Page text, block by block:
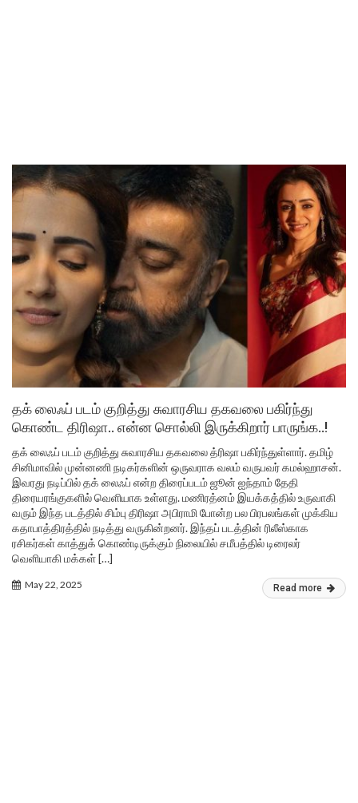
தக் லைஃப் படம் குறித்து சுவாரசிய தகவலை பகிர்ந்து
கொண்ட திரிஷா.. என்ன சொல்லி இருக்கிறார் பாருங்க..!
தக் லைஃப் படம் குறித்து சுவாரசிய தகவலை த்ரிஷா பகிர்ந்துள்ளார். தமிழ்
சினிமாவில் முன்னணி நடிகர்களின் ஒருவராக வலம் வருபவர் கமல்ஹாசன்.
இவரது நடிப்பில் தக் லைஃப் என்ற திரைப்படம் ஜூன் ஐந்தாம் தேதி
திரையரங்குகளில் வெளியாக உள்ளது. மணிரத்னம் இயக்கத்தில் உருவாகி
வரும் இந்த படத்தில் சிம்பு திரிஷா அபிராமி போன்ற பல பிரபலங்கள் முக்கிய
கதாபாத்திரத்தில் நடித்து வருகின்றனர். இந்தப் படத்தின் ரிலீஸ்காக
ரசிகர்கள் காத்துக் கொண்டிருக்கும் நிலையில் சமீபத்தில் டிரைலர்
வெளியாகி மக்கள் […]
May 22, 2025 Read more